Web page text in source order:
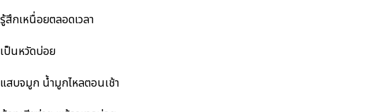
รู้สึกเหนื่อยตลอดเวลา
เป็นหวัดบ่อย
แสบจมูก น้ำมูกไหลตอนเช้า